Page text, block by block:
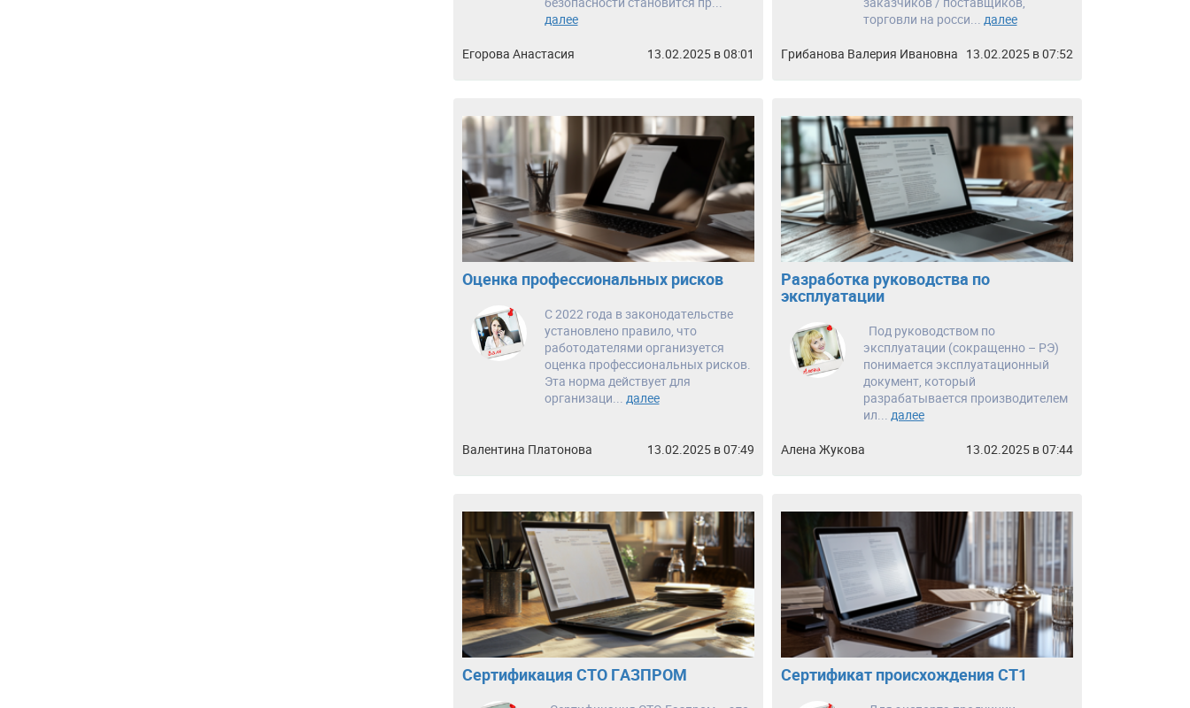
далее
Егорова Анастасия 13.02.2025 в 08:01
торговли на росси... далее
Грибанова Валерия Ивановна 13.02.2025 в 07:52
Оценка профессиональных рисков
С 2022 года в законодательстве
установлено правило, что
работодателями организуется
оценка профессиональных рисков.
Эта норма действует для
организаци... далее
Валентина Платонова 13.02.2025 в 07:49
Разработка руководства по
эксплуатации
Под руководством по
эксплуатации (сокращенно – РЭ)
понимается эксплуатационный
документ, который
разрабатывается производителем
ил... далее
Алена Жукова 13.02.2025 в 07:44
Сертификация СТО ГАЗПРОМ Сертификат происхождения СТ1